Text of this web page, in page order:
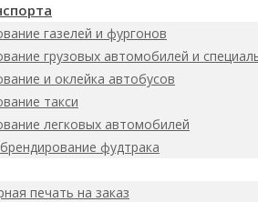
газелей и фургонов
грузовых автомобилей и
и оклейка автобусов
такси
легковых автомобилей
фудтрака
печать на заказ
3мм